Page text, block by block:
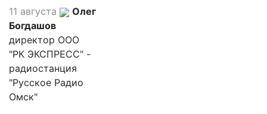
11 августа
Олег
Богдашов
директор ООО
"РК ЭКСПРЕСС" -
радиостанция
"Русское Радио
Омск"